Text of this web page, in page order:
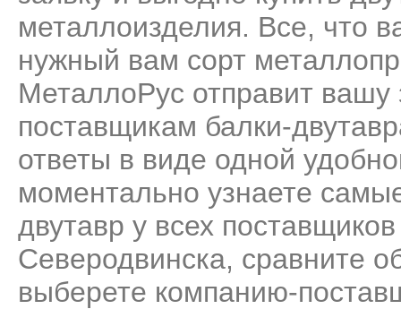
металлоизделия. Все, что
нужный вам сорт
МеталлоРус отправит
поставщикам балки-
ответы в виде одной
моментально узнаете
двутавр у всех
Северодвинска, сравните
выберете компанию-